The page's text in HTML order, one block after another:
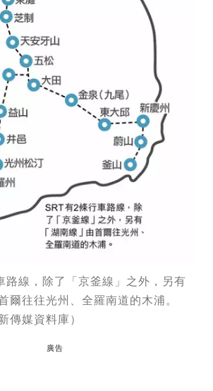
路線，除了「京釜線」之外，另有
爾往往光州、全羅南道的木浦。
傳媒資料庫）
廣告